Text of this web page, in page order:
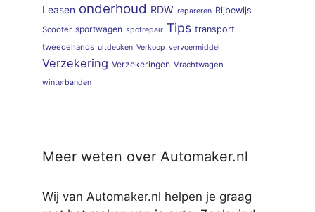
Leasen onderhoud RDW repareren Rijbewijs
Scooter sportwagen spotrepair Tips transport
tweedehands uitdeuken Verkoop vervoermiddel
Verzekering Verzekeringen Vrachtwagen
winterbanden
Meer weten over Automaker.nl
Wij van Automaker.nl helpen je graag